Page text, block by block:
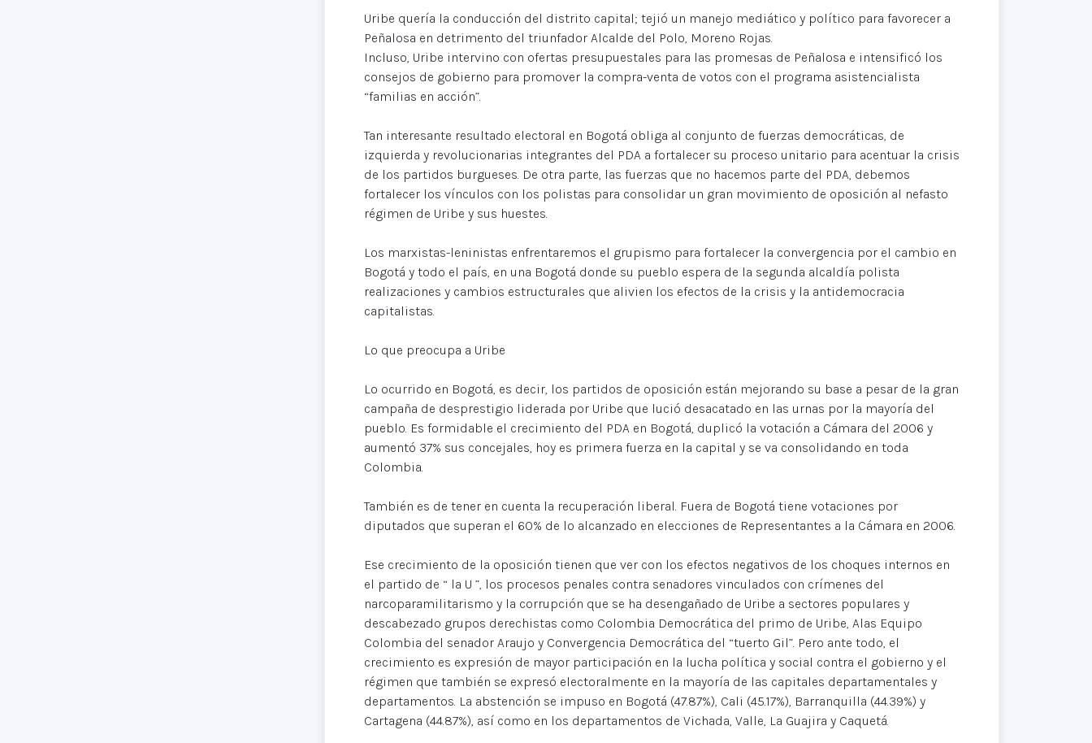
Uribe quería la conducción del distrito capital; tejió un manejo mediático y político para favorecer a
Peñalosa en detrimento del triunfador Alcalde del Polo, Moreno Rojas.
Incluso, Uribe intervino con ofertas presupuestales para las promesas de Peñalosa e intensificó los
consejos de gobierno para promover la compra-venta de votos con el programa asistencialista
“familias en acción”.
Tan interesante resultado electoral en Bogotá obliga al conjunto de fuerzas democráticas, de
izquierda y revolucionarias integrantes del PDA a fortalecer su proceso unitario para acentuar la crisis
de los partidos burgueses. De otra parte, las fuerzas que no hacemos parte del PDA, debemos
fortalecer los vínculos con los polistas para consolidar un gran movimiento de oposición al nefasto
régimen de Uribe y sus huestes.
Los marxistas-leninistas enfrentaremos el grupismo para fortalecer la convergencia por el cambio en
Bogotá y todo el país, en una Bogotá donde su pueblo espera de la segunda alcaldía polista
realizaciones y cambios estructurales que alivien los efectos de la crisis y la antidemocracia
capitalistas.
Lo que preocupa a Uribe
Lo ocurrido en Bogotá, es decir, los partidos de oposición están mejorando su base a pesar de la gran
campaña de desprestigio liderada por Uribe que lució desacatado en las urnas por la mayoría del
pueblo. Es formidable el crecimiento del PDA en Bogotá, duplicó la votación a Cámara del 2006 y
aumentó 37% sus concejales, hoy es primera fuerza en la capital y se va consolidando en toda
Colombia.
También es de tener en cuenta la recuperación liberal. Fuera de Bogotá tiene votaciones por
diputados que superan el 60% de lo alcanzado en elecciones de Representantes a la Cámara en 2006.
Ese crecimiento de la oposición tienen que ver con los efectos negativos de los choques internos en
el partido de “ la U ”, los procesos penales contra senadores vinculados con crímenes del
narcoparamilitarismo y la corrupción que se ha desengañado de Uribe a sectores populares y
descabezado grupos derechistas como Colombia Democrática del primo de Uribe, Alas Equipo
Colombia del senador Araujo y Convergencia Democrática del “tuerto Gil”. Pero ante todo, el
crecimiento es expresión de mayor participación en la lucha política y social contra el gobierno y el
régimen que también se expresó electoralmente en la mayoría de las capitales departamentales y
departamentos. La abstención se impuso en Bogotá (47.87%), Cali (45.17%), Barranquilla (44.39%) y
Cartagena (44.87%), así como en los departamentos de Vichada, Valle, La Guajira y Caquetá.